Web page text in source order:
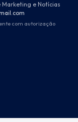
Marketing e Notícias
com autorização